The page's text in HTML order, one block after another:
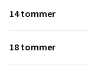
14 tommer
18 tommer